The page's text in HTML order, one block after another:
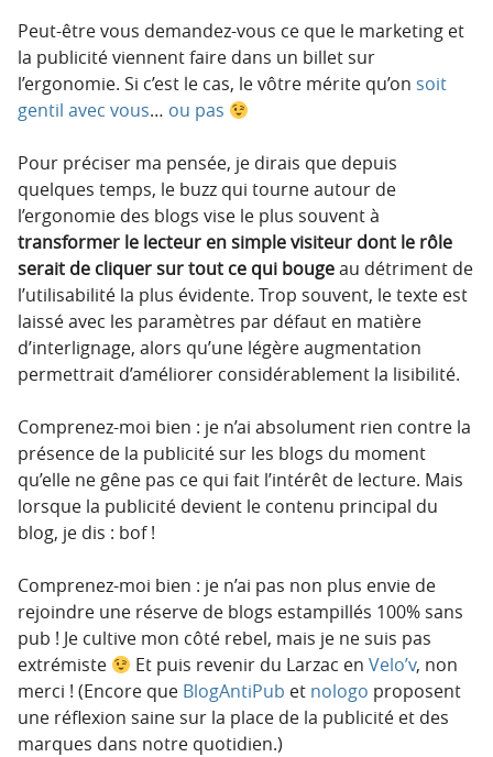
Peut-être vous demandez-vous ce que le marketing et
la publicité viennent faire dans un billet sur
l’ergonomie. Si c’est le cas, le vôtre mérite qu’on soit
gentil avec vous… ou pas
Pour préciser ma pensée, je dirais que depuis
quelques temps, le buzz qui tourne autour de
l’ergonomie des blogs vise le plus souvent à
transformer le lecteur en simple visiteur dont le rôle
serait de cliquer sur tout ce qui bougeau détriment de
l’utilisabilité la plus évidente. Trop souvent, le texte est
laissé avec les paramètres par défaut en matière
d’interlignage, alors qu’une légère augmentation
permettrait d’améliorer considérablement la lisibilité.
Comprenez-moi bien : je n’ai absolument rien contre la
présence de la publicité sur les blogs du moment
qu’elle ne gêne pas ce qui fait l’intérêt de lecture. Mais
lorsque la publicité devient le contenu principal du
blog, je dis : bof !
Comprenez-moi bien : je n’ai pas non plus envie de
rejoindre une réserve de blogs estampillés 100% sans
pub ! Je cultive mon côté rebel, mais je ne suis pas
extrémiste
Et puis revenir du Larzac enVelo’v, non
merci ! (Encore que BlogAntiPub et nologo proposent
une réflexion saine sur la place de la publicité et des
marques dans notre quotidien.)